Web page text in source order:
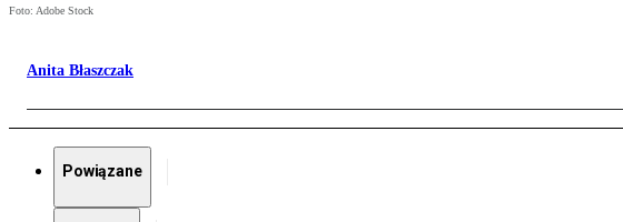
Foto: Adobe Stock
Anita Błaszczak
Powiązane